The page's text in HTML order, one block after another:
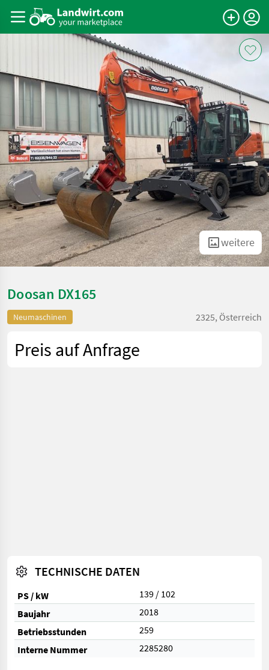
weitere
Doosan DX165
Neumaschinen 2325, Österreich
Preis auf Anfrage
TECHNISCHE DATEN
PS / kW
139 / 102
Baujahr
2018
Betriebsstunden
259
Interne Nummer
2285280